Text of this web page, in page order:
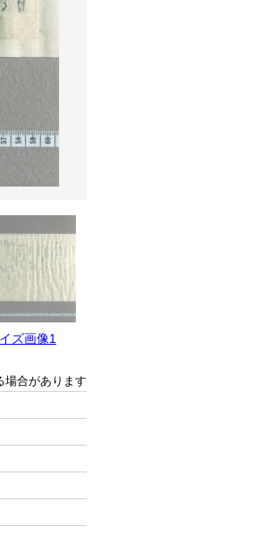
ズ画像1
場合があります